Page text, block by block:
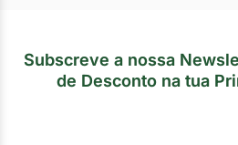
Subscreve a nossa
de Desconto na tua